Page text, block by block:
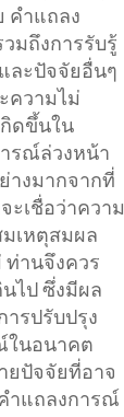
คำแถลง
มถึงการรับรู้
ละปัจจัยอื่นๆ
ความไม่
ดขึ้นใน
รณ์ล่วงหน้า
างมากจากที่
เชื่อว่าความ
เหตุสมผล
านจึงควร
ไป ซึ่งมีผล
รปรับปรุง
ในอนาคต
ยปัจจัยที่อาจ
ำแถลงการณ์